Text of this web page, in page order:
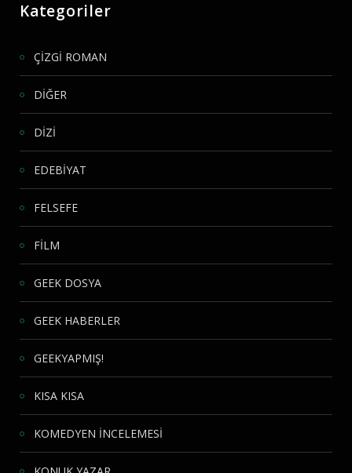
Kategoriler
ÇİZGİ ROMAN
DİĞER
DİZİ
EDEBİYAT
FELSEFE
FİLM
GEEK DOSYA
GEEK HABERLER
GEEKYAPMIŞ!
KISA KISA
KOMEDYEN İNCELEMESİ